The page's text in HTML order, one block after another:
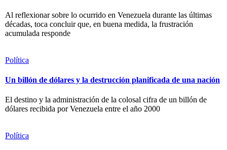
Al reflexionar sobre lo ocurrido en Venezuela durante las últimas
décadas, toca concluir que, en buena medida, la frustración
acumulada responde
Política
Un billón de dólares y la destrucción planificada de una nación
El destino y la administración de la colosal cifra de un billón de
dólares recibida por Venezuela entre el año 2000
Política